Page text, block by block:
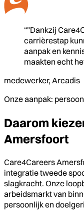
“"Dankzij
carrièrestap
aanpak en
maakten echt
medewerker, Arcadis
Onze aanpak:
Daarom
Amersfoort
Care4Careers
integratie tweede
slagkracht. Onze
arbeidsmarkt van
persoonlijk en